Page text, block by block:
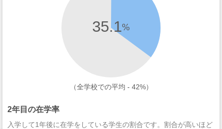
35.1%
（全学校での平均 - 42%）
2年目の在学率
入学して1年後に在学をしている学生の割合です。割合が高いほど